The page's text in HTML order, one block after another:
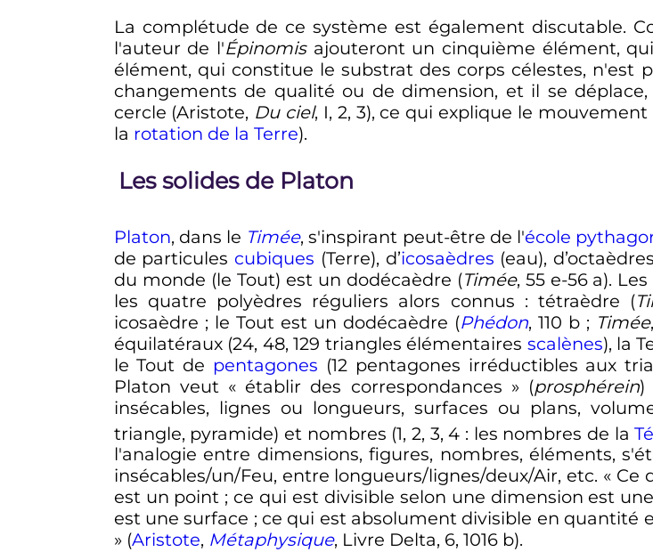
La complétude de ce système est également discutable.
l'auteur de l'Épinomisajouteront un cinquième élément,
élément, qui constitue le substrat des corps célestes, n'est
changements de qualité ou de dimension, et il se
cercle (Aristote, Du ciel, I, 2, 3), ce qui explique le
la rotation de la Terre).
Les solides de Platon
Platon, dans le Timée, s'inspirant peut-être de l'école
de particules cubiques (Terre), d’icosaèdres (eau),
du monde (le Tout) est un dodécaèdre (Timée, 55 e-56 a).
les quatre polyèdres réguliers alors connus : tétraèdre (
icosaèdre ; le Tout est un dodécaèdre (Phédon, 110 b ; Timée
équilatéraux (24, 48, 129 triangles élémentaires scalènes), la
le Tout de pentagones (12 pentagones irréductibles aux
Platon veut « établir des correspondances »(prosphérein)
insécables, lignes ou longueurs, surfaces ou plans,
triangle, pyramide) et nombres (1, 2, 3, 4 : les nombres de la
l'analogie entre dimensions, figures, nombres, éléments,
insécables/un/Feu, entre longueurs/lignes/deux/Air, etc. « Ce
est un point ; ce qui est divisible selon une dimension est
est une surface ; ce qui est absolument divisible en quantité
»(Aristote, Métaphysique, Livre Delta, 6, 1016 b).